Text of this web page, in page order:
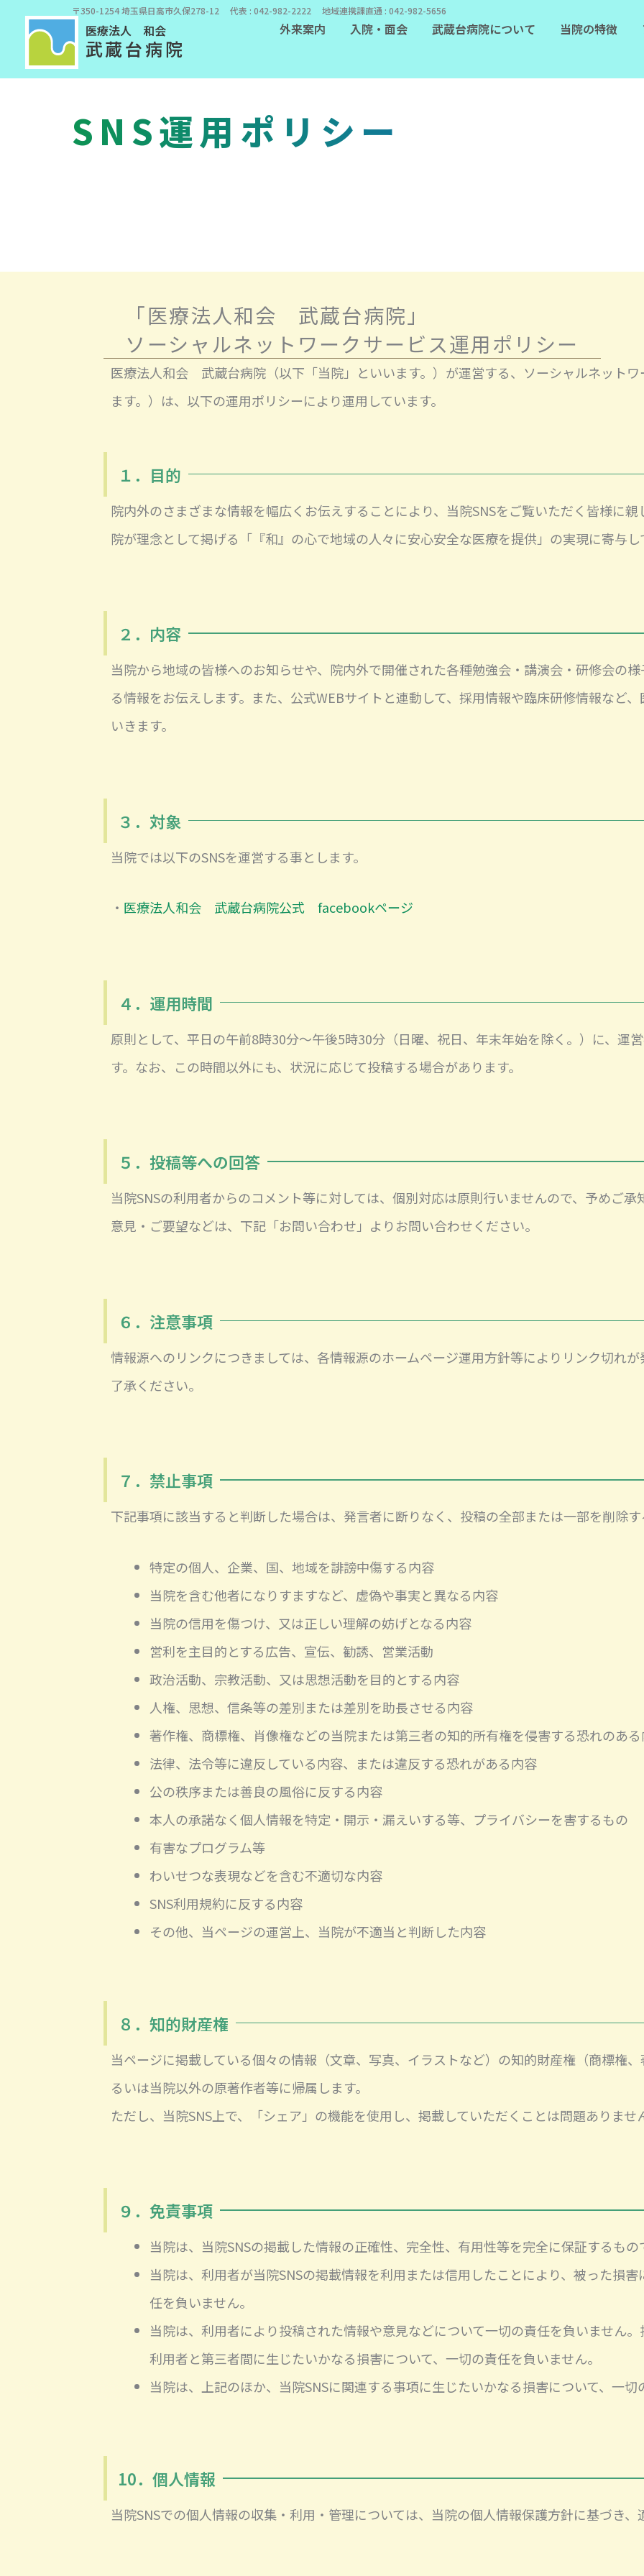
〒350-1254 埼玉県日高市久保278-12 代表 : 042-982-2222 地域連携課直通 : 042-982-5656
医療法人 和会
武蔵台病院
外来案内 入院・面会 武蔵台病院について 当院の特徴
SNS運用ポリシー
「医療法人和会 武蔵台病院」
ソーシャルネットワーク サービス運用ポリシー
医療法人和会 武蔵台病院（以下「当院」といいます。）が運営する、ソーシャルネット
ます。）は、以下の運用ポリシーにより運用しています。
１．目的
院内外のさまざまな情報を幅広くお伝えすることにより、当院SNSをご覧いただく皆様に
院が理念として掲げる「『和』の心で地域の人々に安心安全な医療を提供」の実現に寄与
２．内容
当院から地域の皆様へのお知らせや、院内外で開催された各種勉強会・講演会・研修会の
る情報をお伝えします。また、公式WEBサイトと連動して、採用情報や臨床研修情報など
いきます。
３．対象
当院では以下のSNSを運営する事とします。
・ 医療法人和会 武蔵台病院公式 facebookページ
４．運用時間
原則として、平日の午前8時30分～午後5時30分（日曜、祝日、年末年始を除く。）に、運
す。なお、この時間以外にも、状況に応じて投稿する場合があります。
５．投稿等への回答
当院SNSの利用者からのコメント等に対しては、個別対応は原則行いませんので、予めご
意見・ご要望などは、下記「お問い合わせ」よりお問い合わせください。
６．注意事項
情報源へのリンクにつきましては、各情報源のホームページ運用方針等によりリンク切れ
了承ください。
７．禁止事項
下記事項に該当すると判断した場合は、発言者に断りなく、投稿の全部または一部を削除
特定の個人、企業、国、地域を誹謗中傷する内容
当院を含む他者になりすますなど、虚偽や事実と異なる内容
当院の信用を傷つけ、又は正しい理解の妨げとなる内容
営利を主目的とする広告、宣伝、勧誘、営業活動
政治活動、宗教活動、又は思想活動を目的とする内容
人権、思想、信条等の差別または差別を助長させる内容
著作権、商標権、肖像権などの当院または第三者の知的所有権を侵害する恐れのあ
法律、法令等に違反している内容、または違反する恐れがある内容
公の秩序または善良の風俗に反する内容
本人の承諾なく個人情報を特定・開示・漏えいする等、プライバシーを害するもの
有害なプログラム等
わいせつな表現などを含む不適切な内容
SNS利用規約に反する内容
その他、当ページの運営上、当院が不適当と判断した内容
８．知的財産権
当ページに掲載している個々の情報（文章、写真、イラストなど）の知的財産権（商標権
るいは当院以外の原著作者等に帰属します。
ただし、当院SNS上で、「シェア」の機能を使用し、掲載していただくことは問題ありませ
９．免責事項
当院は、当院SNSの掲載した情報の正確性、完全性、有用性等を完全に保証するも
当院は、利用者が当院SNSの掲載情報を利用または信用したことにより、被った損
任を負いません。
当院は、利用者により投稿された情報や意見などについて一切の責任を負いません
利用者と第三者間に生じたいかなる損害について、一切の責任を負いません。
当院は、上記のほか、当院SNSに関連する事項に生じたいかなる損害について、一
10．個人情報
当院SNSでの個人情報の収集・利用・管理については、当院の個人情報保護方針に基づき